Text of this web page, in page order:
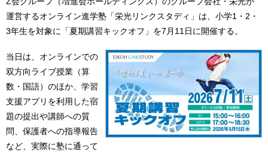
運営するオンライン進学塾「栄光リンクスタディ」は、小学1・2・
3年生を対象に「夏期講習キックオフ」を7月11日に開催する。
当日は、オンラインでの
双方向ライブ授業（算
数・国語）のほか、学習
支援アプリを利用した宿
題の提出や講師への質
問、保護者への指導報告
など、実際に塾に通って